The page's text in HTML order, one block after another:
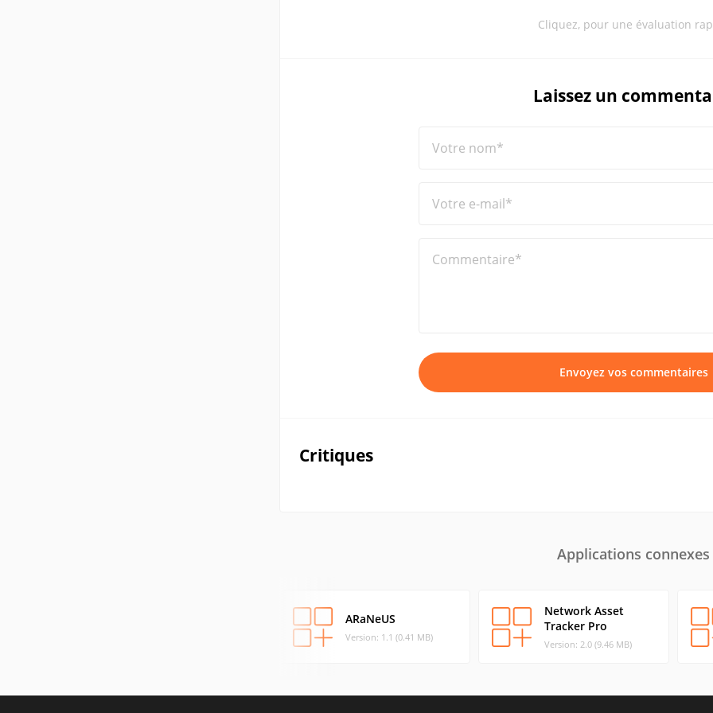
Cliquez, pour une évaluation
Laissez un
Votre nom*
Votre e-mail*
Commentaire*
Envoyez vos commentaires
Critiques
Applications connexes
ARaNeUS
Version: 1.1 (0.41 MB)
Network Asset
Tracker Pro
Version: 2.0 (9.46 MB)